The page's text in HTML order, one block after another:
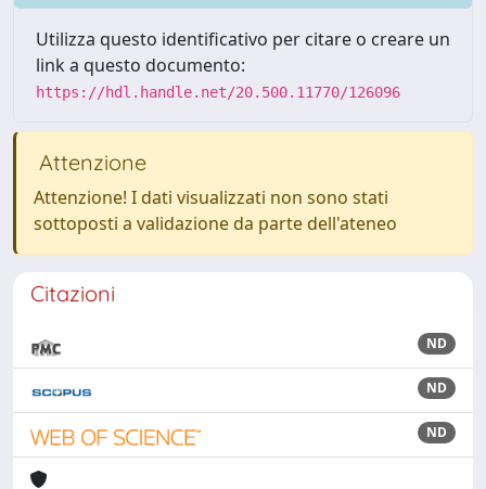
Utilizza questo identificativo per citare o creare un
link a questo documento:
https://hdl.handle.net/20.500.11770/126096
Attenzione
Attenzione! I dati visualizzati non sono stati
sottoposti a validazione da parte dell'ateneo
Citazioni
ND
ND
ND